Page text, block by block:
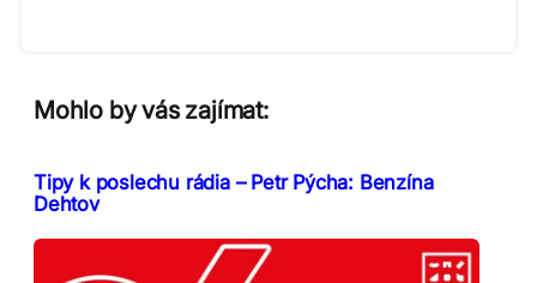
Mohlo by vás zajímat:
Tipy k poslechu rádia – Petr Pýcha: Benzína
Dehtov